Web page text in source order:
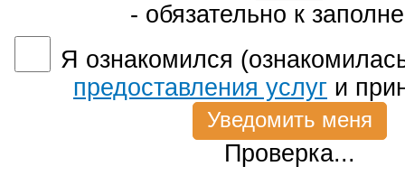
- обязательно к
Я ознакомился
предоставления услуг и
Проверка...